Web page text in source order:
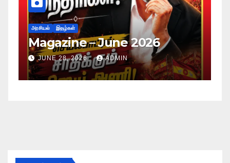
2026
இதழ்கள்
Magazine – May
JUNE 28, 2026 ADMIN